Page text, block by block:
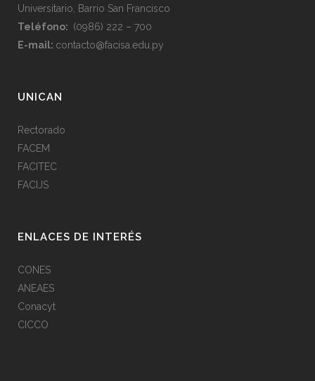
Universitario, Barrio San Francisco
Teléfono: (0986) 222 – 700
E-mail: contacto@facisa.edu.py
UNICAN
Rectorado
FACEM
FACITEC
FACIJS
ENLACES DE INTERÉS
CONES
ANEAES
Conacyt
CICCO